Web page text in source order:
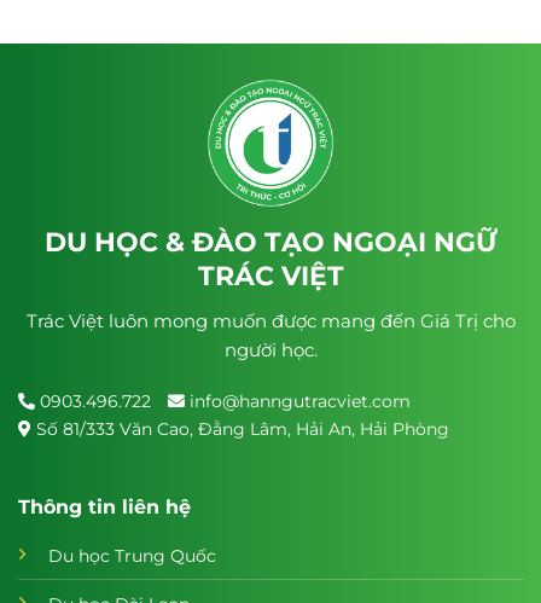
DU HỌC & ĐÀO TẠO NGOẠI NGỮ
TRÁC VIỆT
Trác Việt luôn mong muốn được mang đến Giá Trị cho
người học.
0903.496.722
info@hanngutracviet.com
Số 81/333 Văn Cao, Đằng Lâm, Hải An, Hải Phòng
Thông tin liên hệ
Du học Trung Quốc